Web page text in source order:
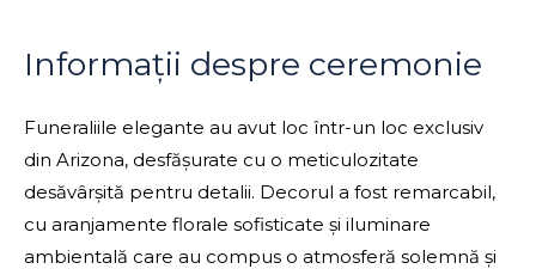
Informații despre ceremonie
Funeraliile elegante au avut loc într-un loc exclusiv
din Arizona, desfășurate cu o meticulozitate
desăvârșită pentru detalii. Decorul a fost remarcabil,
cu aranjamente florale sofisticate și iluminare
ambientală care au compus o atmosferă solemnă și